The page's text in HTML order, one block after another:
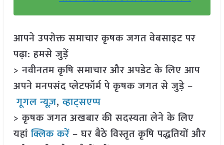
आपने उपरोक्त समाचार कृषक जगत वेबसाइट पर
पढ़ा: हमसे जुड़ें
> नवीनतम कृषि समाचार और अपडेट के लिए आप
अपने मनपसंद प्लेटफॉर्म पे कृषक जगत से जुड़े –
गूगल न्यूज़,व्हाट्सएप्प
> कृषक जगत अखबार की सदस्यता लेने के लिए
यहांक्लिक करें– घर बैठे विस्तृत कृषि पद्धतियों और